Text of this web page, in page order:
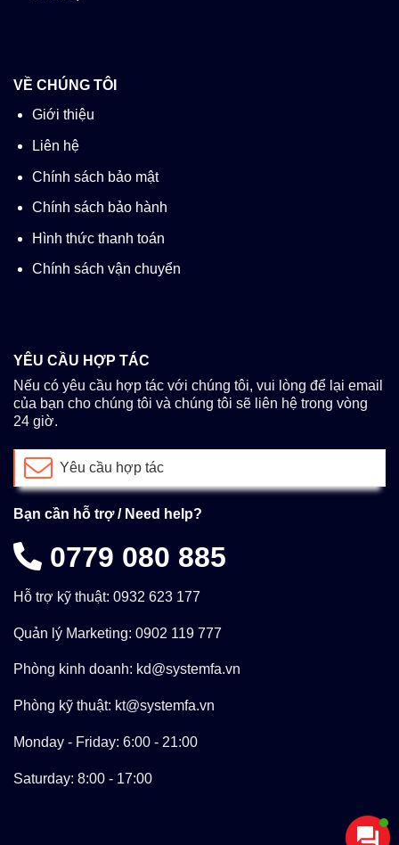
VỀ CHÚNG TÔI
Giới thiệu
Liên hệ
Chính sách bảo mật
Chính sách bảo hành
Hình thức thanh toán
Chính sách vận chuyển
YÊU CẦU HỢP TÁC
Nếu có yêu cầu hợp tác với chúng tôi, vui lòng để lại email
của bạn cho chúng tôi và chúng tôi sẽ liên hệ trong vòng
24 giờ.
Yêu cầu hợp tác
Bạn cần hỗ trợ / Need help?
0779 080 885
Hỗ trợ kỹ thuật: 0932 623 177
Quản lý Marketing: 0902 119 777
Phòng kinh doanh: kd@systemfa.vn
Phòng kỹ thuật: kt@systemfa.vn
Monday - Friday: 6:00 - 21:00
Saturday: 8:00 - 17:00